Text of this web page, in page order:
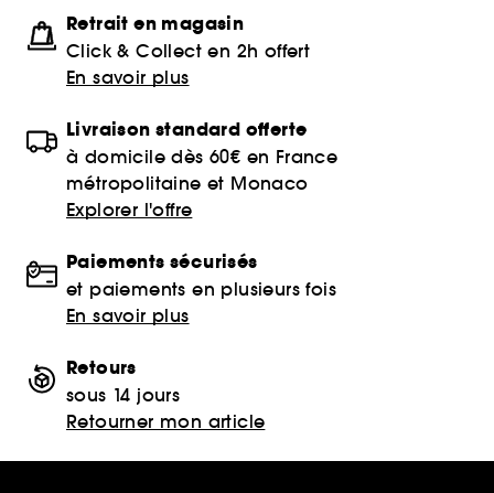
Retrait en magasin
Click & Collect en 2h offert
En savoir plus
Livraison standard offerte
à domicile dès 60€ en France
métropolitaine et Monaco
Explorer l'offre
Paiements sécurisés
et paiements en plusieurs fois
En savoir plus
Retours
sous 14 jours
Retourner mon article